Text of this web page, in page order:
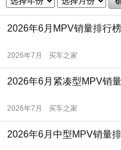
2026年6月MPV销量排行榜
2026年7月 买车之家
2026年6月紧凑型MPV销
2026年7月 买车之家
2026年6月中型MPV销量